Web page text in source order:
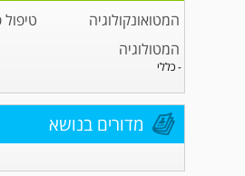
המטואונקולוגיה
טיפול
המטולוגיה
- כללי
מדורים בנושא